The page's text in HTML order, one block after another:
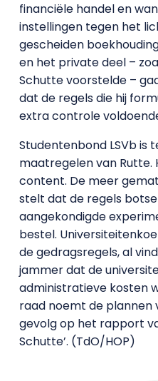
financiële handel en
instellingen tegen het
gescheiden
en het private deel –
Schutte voorstelde –
dat de regels die hij
extra controle
Studentenbond LSVb is
maatregelen van Rutte.
content. De meer
stelt dat de regels
aangekondigde
bestel.
de gedragsregels, al
jammer dat de
administratieve kosten
raad noemt de plannen
gevolg op het rapport
Schutte’. (TdO/HOP)